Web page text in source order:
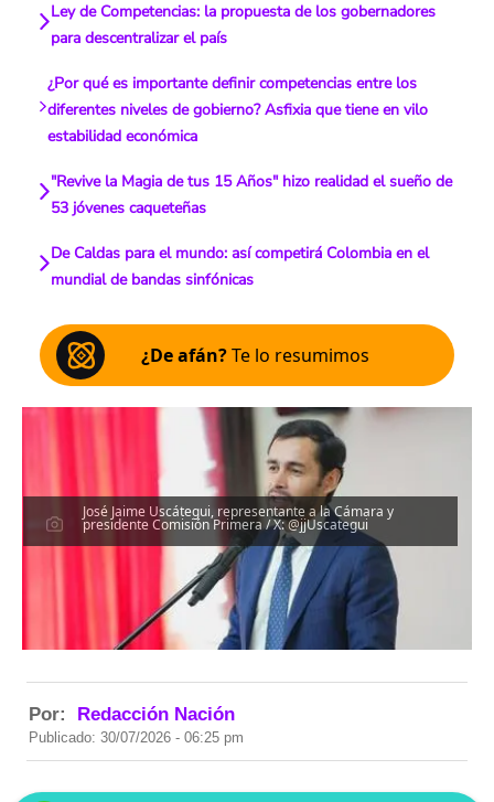
Ley de Competencias: la propuesta de los gobernadores
para descentralizar el país
¿Por qué es importante definir competencias entre los
diferentes niveles de gobierno? Asfixia que tiene en vilo
estabilidad económica
"Revive la Magia de tus 15 Años" hizo realidad el sueño de
53 jóvenes caqueteñas
De Caldas para el mundo: así competirá Colombia en el
mundial de bandas sinfónicas
¿De afán?Te lo resumimos
José Jaime Uscátegui, representante a la Cámara y
presidente Comisión Primera / X: @jjUscategui
Por: Redacción Nación
Publicado: 30/07/2026 - 06:25 pm